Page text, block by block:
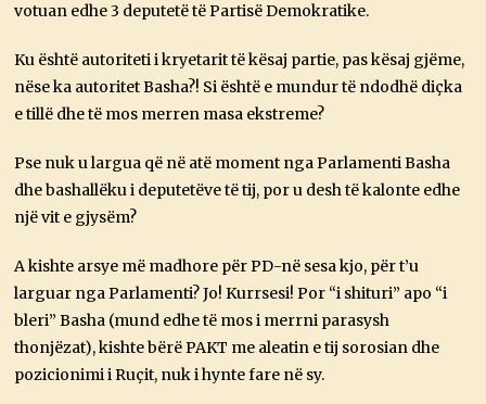
0
0
votuan edhe 3 deputetë të Partisë Demokratike.
Ku është autoriteti i kryetarit të kësaj partie, pas kësaj gjëme,
nëse ka autoritet Basha?! Si është e mundur të ndodhë diçka
e tillë dhe të mos merren masa ekstreme?
Pse nuk u largua që në atë moment nga Parlamenti Basha
dhe bashallëku i deputetëve të tij, por u desh të kalonte edhe
një vit e gjysëm?
A kishte arsye më madhore për PD-në sesa kjo, për t’u
larguar nga Parlamenti? Jo! Kurrsesi! Por “i shituri” apo “i
bleri” Basha (mund edhe të mos i merrni parasysh
thonjëzat), kishte bërë PAKT me aleatin e tij sorosian dhe
pozicionimi i Ruçit, nuk i hynte fare në sy.